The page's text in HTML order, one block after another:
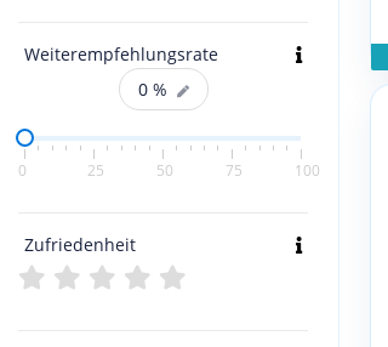
Weiterempfehlungsrate
0 %
0 25 50 75 100
Zufriedenheit